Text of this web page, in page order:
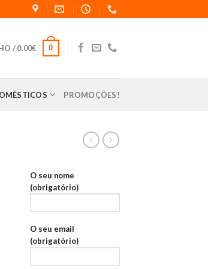
/0.00€ 0
PROMOÇÕES!
O seu nome
(obrigatório)
O seu email
(obrigatório)